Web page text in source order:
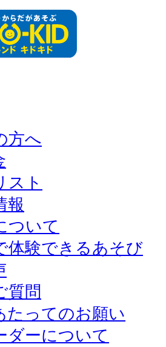
方へ
スト
報
ついて
体験できるあそび
質問
たってのお願い
ダーについて